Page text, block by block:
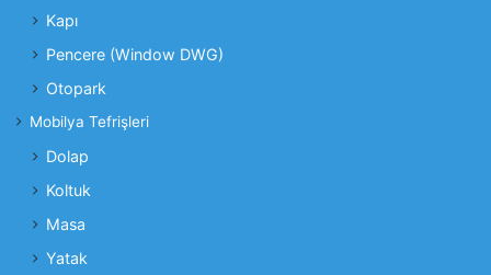
Kapı
Pencere (Window DWG)
Otopark
Mobilya Tefrişleri
Dolap
Koltuk
Masa
Yatak